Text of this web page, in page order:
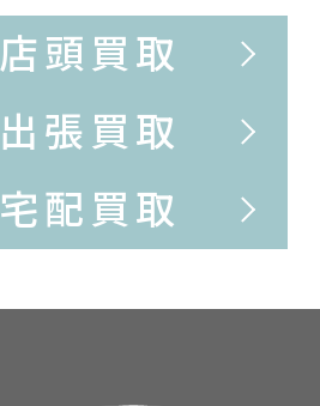
店頭買取
出張買取
宅配買取